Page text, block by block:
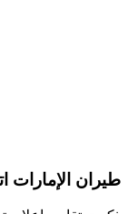
طيران الإمارات